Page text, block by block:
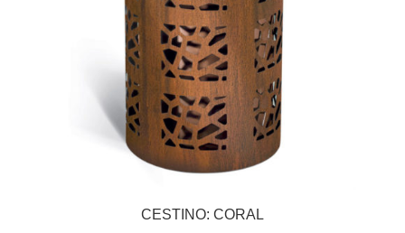
CESTINO: CORAL